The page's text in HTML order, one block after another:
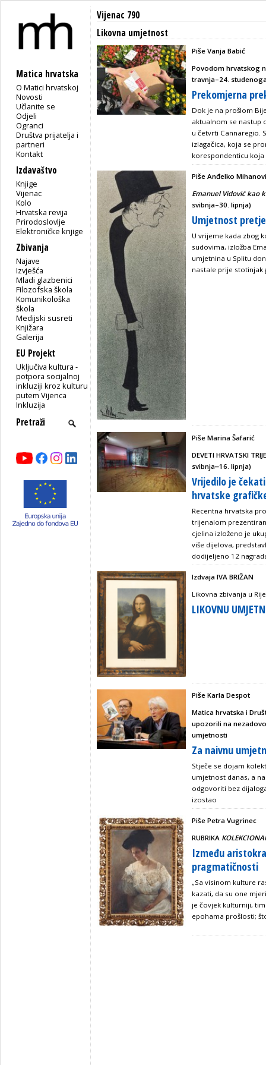
Matica hrvatska
O Matici hrvatskoj
Novosti
Učlanite se
Odjeli
Ogranci
Društva prijatelja i
partneri
Kontakt
Izdavaštvo
Knjige
Vijenac
Kolo
Hrvatska revija
Prirodoslovlje
Elektroničke knjige
Zbivanja
Najave
Izvješća
Mladi glazbenici
Filozofska škola
Komunikološka
škola
Medijski susreti
Knjižara
Galerija
EU Projekt
Uključiva kultura -
potpora socijalnoj
inkluziji kroz kulturu
putem Vijenca
Inkluzija
Vijenac 790
Likovna umjetnost
Piše Vanja Babić
Povodom hrvatskog
travnja–24.
Prekomjerna
Dok je na prošlom
aktualnom se nastup
u četvrti Cannaregio.
izlagačica, koja se
korespondenticu
Piše Anđelko
Emanuel Vidović kao
svibnja–30. lipnja)
Umjetnost
U vrijeme kada zbog
sudovima, izložba
umjetnina u Splitu
nastale prije stotinjak
Piše Marina Šafarić
DEVETI HRVATSKI
svibnja‒16. lipnja)
Vrijedilo je
hrvatske
Recentna hrvatska
trijenalom
cjelina izloženo je
više dijelova,
dodijeljeno 12
Izdvaja IVA BRIŽAN
Likovna zbivanja u
LIKOVNU
Piše Karla Despot
Matica hrvatska i
upozorili na
umjetnosti
Za naivnu
Stječe se dojam
umjetnost danas, a
odgovoriti bez
izostao
Piše Petra Vugrinec
RUBRIKA
Između
pragmatičnosti
„Sa visinom kulture
kazati, da su one
je čovjek kulturniji,
epohama prošlosti;